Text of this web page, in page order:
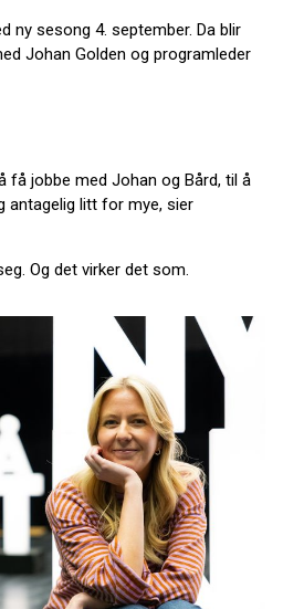
ny sesong 4. september. Da blir
Johan Golden og programleder
få jobbe med Johan og Bård, til å
antagelig litt for mye, sier
Og det virker det som.